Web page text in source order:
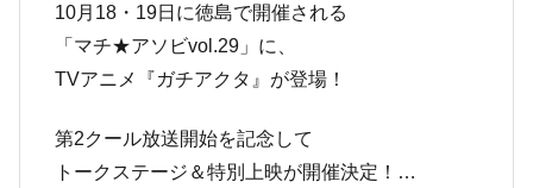
10月18・19日に徳島で開催される
「マチ★アソビvol.29」に、
TVアニメ『ガチアクタ』が登場！
第2クール放送開始を記念して
トークステージ＆特別上映が開催決定！…